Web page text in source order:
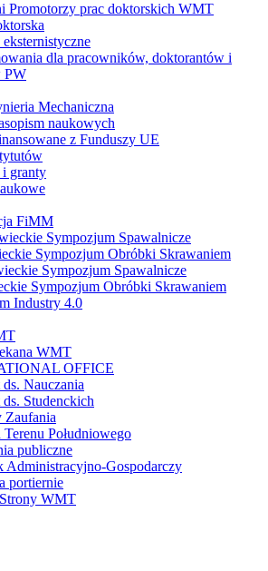
Promotorzy prac doktorskich WMT
dla pracowników, doktorantów i
PW
Mechaniczna
naukowych
z Funduszy UE
granty
FiMM
Sympozjum Spawalnicze
Sympozjum Obróbki Skrawaniem
Sympozjum Spawalnicze
Sympozjum Obróbki Skrawaniem
Industry 4.0
WMT
OFFICE
Nauczania
Studenckich
Zaufania
Południowego
publiczne
Administracyjno-Gospodarczy
portiernie
WMT